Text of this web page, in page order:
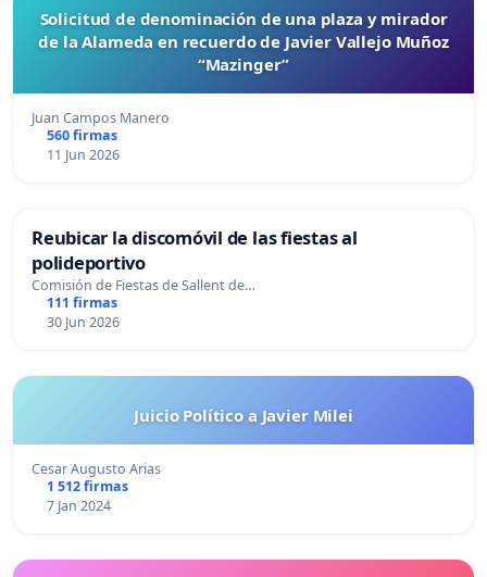
Solicitud de denominación de una plaza y mirador
de la Alameda en recuerdo de Javier Vallejo Muñoz
“Mazinger”
Juan Campos Manero
560 firmas
11 Jun 2026
Reubicar la discomóvil de las fiestas al
polideportivo
Comisión de Fiestas de Sallent de…
111 firmas
30 Jun 2026
Juicio Político a Javier Milei
Cesar Augusto Arias
1 512 firmas
7 Jan 2024